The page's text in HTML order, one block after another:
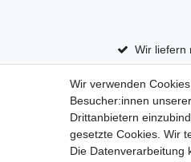
Wir liefern
Wir verwenden
Besucher:innen
Drittanbietern
gesetzte Cookies. Wir
Die Datenverarbeitung